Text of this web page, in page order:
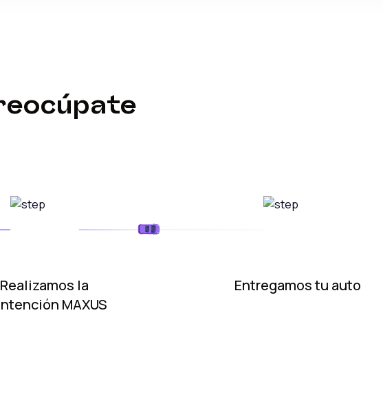
Realizamos la
MAXUS
Entregamos tu auto